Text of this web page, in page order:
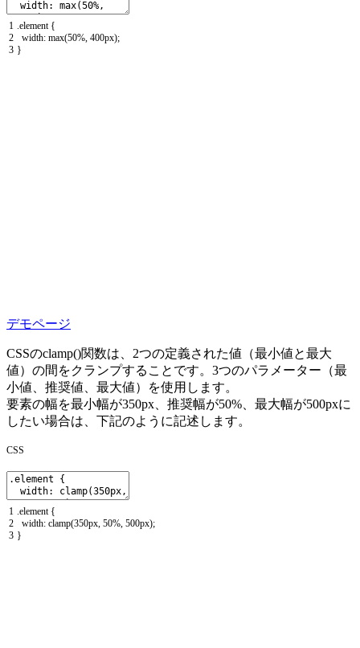
1
2
3
.element {
width: max(50%, 400px);
}
デモページ
CSSのclamp()関数は、 2つの定義された値（最小値と最大
値）の間をクランプすることです。3つのパラメーター（最
小値、推奨値、最大値）を使用します。
要素の幅を最小幅が350px 、推奨幅が50% 、最大幅が500pxに
したい場合は、下記のように記述します。
CSS
1
2
3
element {
width: clamp(350px 50% 500px);
}